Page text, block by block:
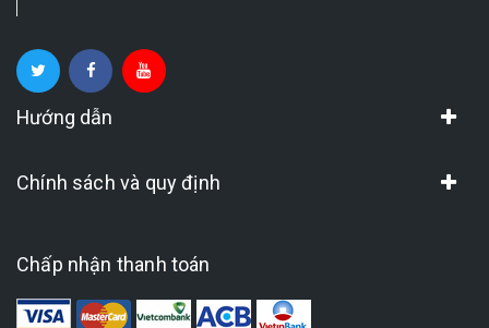
Hướng dẫn
Chính sách và quy định
Chấp nhận thanh toán